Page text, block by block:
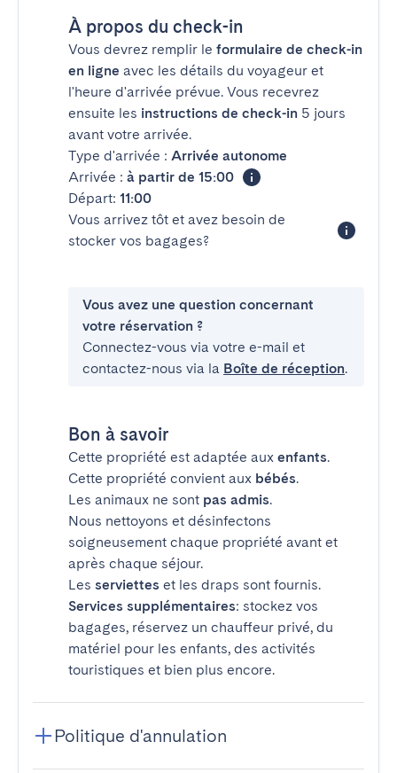
À propos du check-in
Vous devrez remplir le formulaire de check-in
en ligne avec les détails du voyageur et
l'heure d'arrivée prévue. Vous recevrez
ensuite les instructions de check-in 5 jours
avant votre arrivée.
Type d'arrivée : Arrivée autonome
Arrivée : à partir de 15:00
Départ: 11:00
Vous arrivez tôt et avez besoin de
stocker vos bagages?
Vous avez une question concernant
votre réservation ?
Connectez-vous via votre e-mail et
contactez-nous via la Boîte de réception.
Bon à savoir
Cette propriété est adaptée aux enfants.
Cette propriété convient aux bébés.
Les animaux ne sont pas admis.
Nous nettoyons et désinfectons
soigneusement chaque propriété avant et
après chaque séjour.
Les serviettes et les draps sont fournis.
Services supplémentaires: stockez vos
bagages, réservez un chauffeur privé, du
matériel pour les enfants, des activités
touristiques et bien plus encore.
Politique d'annulation